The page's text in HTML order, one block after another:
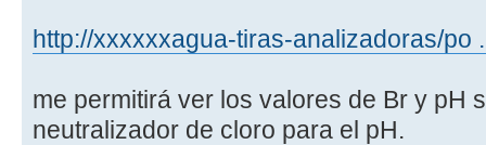
http://xxxxxxagua-tiras-analizadoras/po
me permitirá ver los valores de Br y pH
neutralizador de cloro para el pH.